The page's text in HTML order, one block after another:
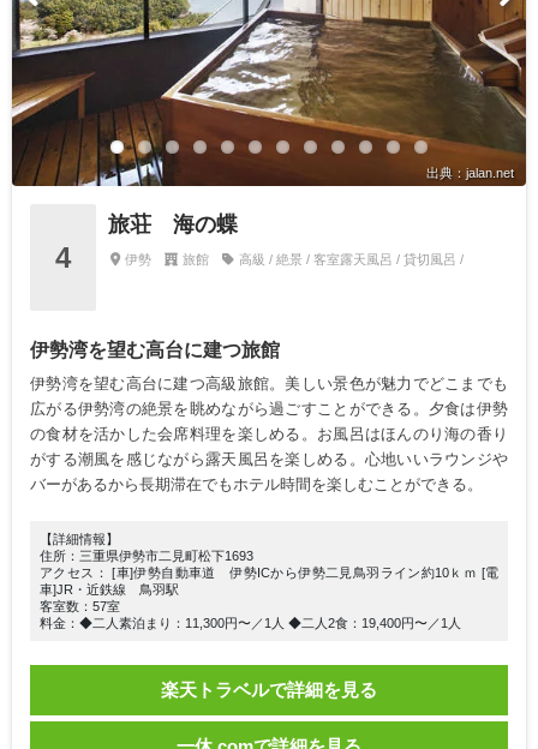
出典：jalan.net
4
旅荘 海の蝶
伊勢 旅館 高級 / 絶景 / 客室露天風呂 / 貸切風呂 /
伊勢湾を望む高台に建つ旅館
伊勢湾を望む高台に建つ高級旅館。美しい景色が魅力でどこまでも
広がる伊勢湾の絶景を眺めながら過ごすことができる。夕食は伊勢
の食材を活かした会席料理を楽しめる。お風呂はほんのり海の香り
がする潮風を感じながら露天風呂を楽しめる。心地いいラウンジや
バーがあるから長期滞在でもホテル時間を楽しむことができる。
【詳細情報】
住所：三重県伊勢市二見町松下1693
アクセス： [車]伊勢自動車道 伊勢ICから伊勢二見鳥羽ライン約10ｋｍ [電
車]JR・近鉄線 鳥羽駅
客室数：57室
料金：◆二人素泊まり：11,300円〜／1人 ◆二人2食：19,400円〜／1人
楽天トラベルで詳細を見る